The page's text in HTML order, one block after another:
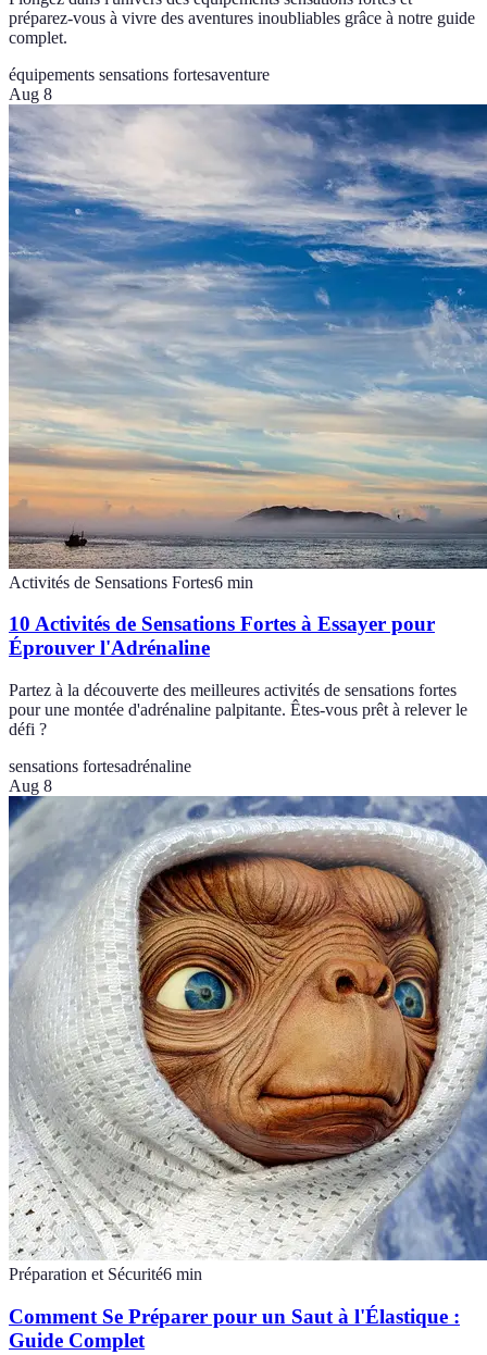
préparez-vous à vivre des aventures inoubliables grâce à notre guide
complet.
équipements sensations fortesaventure
Aug 8
Activités de Sensations Fortes6 min
10 Activités de Sensations Fortes à Essayer pour
Éprouver l'Adrénaline
Partez à la découverte des meilleures activités de sensations fortes
pour une montée d'adrénaline palpitante. Êtes-vous prêt à relever le
défi ?
sensations fortesadrénaline
Aug 8
Préparation et Sécurité6 min
Comment Se Préparer pour un Saut à l'Élastique :
Guide Complet